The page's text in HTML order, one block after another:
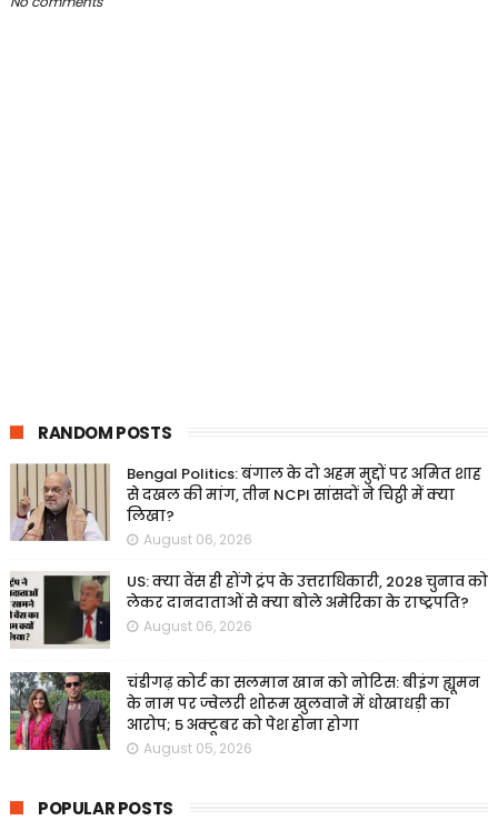
RANDOM POSTS
Bengal Politics: बंगाल के दो अहम मुद्दों पर अमित शाह
से दखल की मांग, तीन NCPI सांसदों ने चिट्ठी में क्या
लिखा?
August 06, 2026
US: क्या वेंस ही होंगे ट्रंप के उत्तराधिकारी, 2028 चुनाव को
लेकर दानदाताओं से क्या बोले अमेरिका के राष्ट्रपति?
August 06, 2026
चंडीगढ़ कोर्ट का सलमान खान को नोटिस: बीइंग ह्यूमन
के नाम पर ज्वेलरी शोरूम खुलवाने में धोखाधड़ी का
आरोप; 5 अक्टूबर को पेश होना होगा
August 05, 2026
POPULAR POSTS